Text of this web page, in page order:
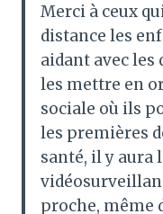
Merci à ceux
distance les
aidant avec
les mettre en
sociale où ils
les premières
santé, il y aura
proche, même